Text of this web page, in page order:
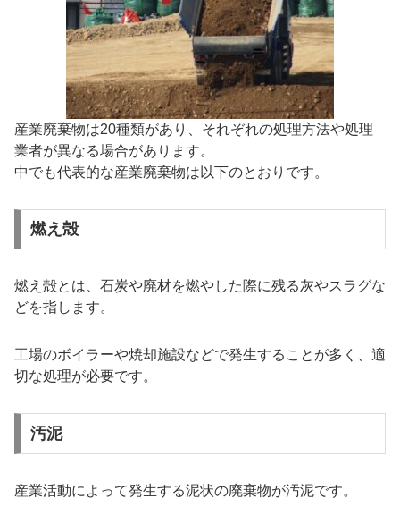
産業廃棄物は20種類があり、それぞれの処理方法や処理
業者が異なる場合があります。
中でも代表的な産業廃棄物は以下のとおりです。
燃え殻
燃え殻とは、石炭や廃材を燃やした際に残る灰やスラグな
どを指します。
工場のボイラーや焼却施設などで発生することが多く、適
切な処理が必要です。
汚泥
産業活動によって発生する泥状の廃棄物が汚泥です。